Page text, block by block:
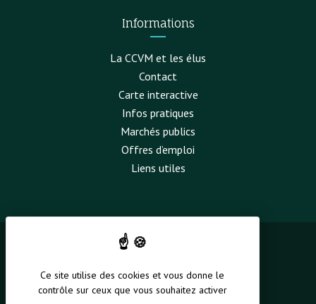
Informations
La CCVM et les élus
Contact
Carte interactive
Infos pratiques
Marchés publics
Offres d’emploi
Liens utiles
Mentions légales
Gestion des cookies
Ce site utilise des cookies et vous donne le
contrôle sur ceux que vous souhaitez activer